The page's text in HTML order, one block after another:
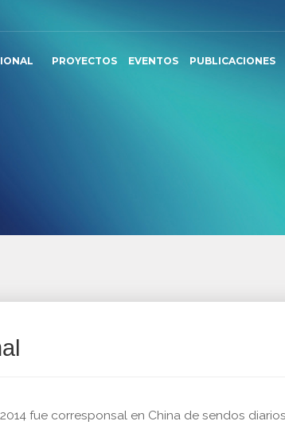
PROYECTOS EVENTOS PUBLICACIONES
fue corresponsal en China de sendos